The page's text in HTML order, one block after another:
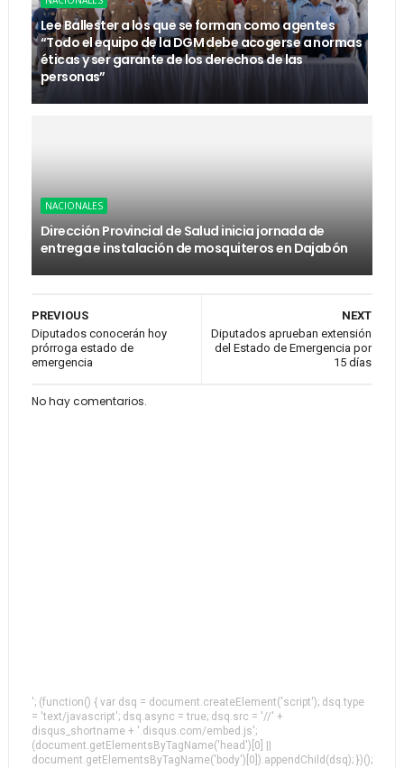
Lee Ballester a los que se forman como agentes
“Todo el equipo de la DGM debe acogerse a normas
éticas y ser garante de los derechos de las
personas”
NACIONALES
Dirección Provincial de Salud inicia jornada de
entrega e instalación de mosquiteros en Dajabón
NEXT
Diputados aprueban extensión
del Estado de Emergencia por
15 días
PREVIOUS
Diputados conocerán hoy
prórroga estado de
emergencia
No hay comentarios.
'; (function() { var dsq = document.createElement('script'); dsq.type
= 'text/javascript'; dsq.async = true; dsq.src = '//' +
disqus_shortname + '.disqus.com/embed.js';
(document.getElementsByTagName('head')[0] ||
document.getElementsByTagName('body')[0]).appendChild(dsq); })();